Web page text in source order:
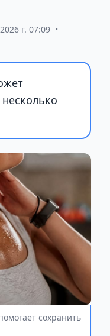
г. 07:09 •
сохранить